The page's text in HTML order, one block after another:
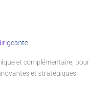
et complémentaire, pour
et stratégiques.